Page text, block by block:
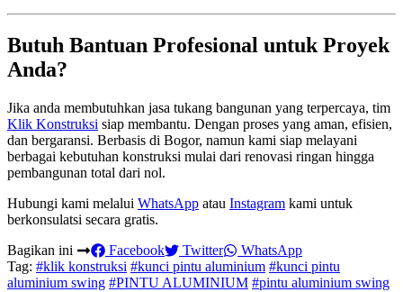
Butuh Bantuan Profesional untuk Proyek
Anda?
Jika anda membutuhkan jasa tukang bangunan yang terpercaya, tim
Klik Konstruksi siap membantu. Dengan proses yang aman, efisien,
dan bergaransi. Berbasis di Bogor, namun kami siap melayani
berbagai kebutuhan konstruksi mulai dari renovasi ringan hingga
pembangunan total dari nol.
Hubungi kami melalui WhatsApp atau Instagram kami untuk
berkonsulatsi secara gratis.
Bagikan ini
Facebook Twitter
WhatsApp
Tag: #klik konstruksi #kunci pintu aluminium #kunci pintu
aluminium swing #PINTU ALUMINIUM #pintu aluminium swing